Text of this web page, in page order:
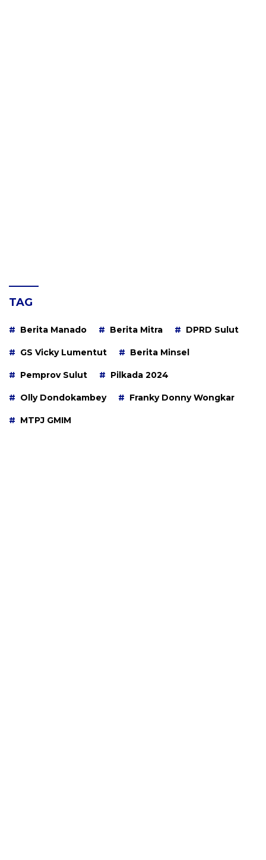
TAG
Berita Manado Berita Mitra DPRD Sulut
GS Vicky Lumentut Berita Minsel
Pemprov Sulut Pilkada 2024
Olly Dondokambey Franky Donny Wongkar
MTPJ GMIM